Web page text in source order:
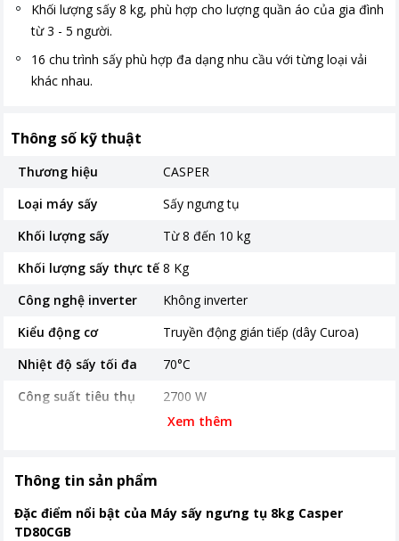
Khối lượng sấy 8 kg, phù hợp cho lượng quần áo của gia đình
từ 3 - 5 người.
16 chu trình sấy phù hợp đa dạng nhu cầu với từng loại vải
khác nhau.
Thông số kỹ thuật
Thương hiệu
CASPER
Loại máy sấy
Sấy ngưng tụ
Khối lượng sấy
Từ 8 đến 10 kg
Khối lượng sấy thực tế 8 Kg
Công nghệ inverter
Không inverter
Kiểu động cơ
Truyền động gián tiếp (dây Curoa)
Nhiệt độ sấy tối đa
70°C
Công suất tiêu thụ
2700 W
16 chương trình
Bảng điều khiển
Tiếng Anh
Xem thêm
Thông tin sản phẩm
Đặc điểm nổi bật của Máy sấy ngưng tụ 8kg Casper
TD80CGB